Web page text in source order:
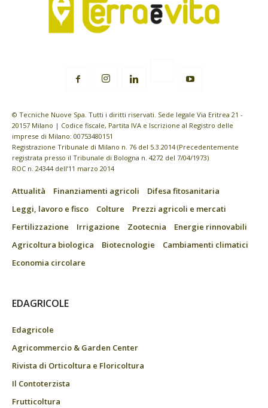
© Tecniche Nuove Spa. Tutti i diritti riservati. Sede legale Via Eritrea 21 -
20157 Milano | Codice fiscale, Partita IVA e Iscrizione al Registro delle
imprese di Milano: 00753480151
Registrazione Tribunale di Milano n. 76 del 5.3.2014 (Precedentemente
registrata presso il Tribunale di Bologna n. 4272 del 7/04/1973)
ROC n. 24344 dell’11 marzo 2014
Attualità Finanziamenti agricoli
Difesa fitosanitaria
Leggi, lavoro e fisco
Colture
Prezzi agricoli e mercati
Fertilizzazione
Irrigazione Zootecnia
Energie rinnovabili
Agricoltura biologica
Biotecnologie
Cambiamenti climatici
Economia circolare
EDAGRICOLE
Edagricole
Agricommercio & Garden Center
Rivista di Orticoltura e Floricoltura
Il Contoterzista
Frutticoltura